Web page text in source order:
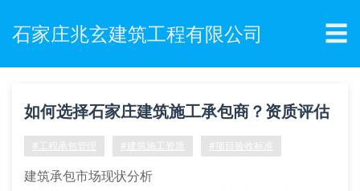
石家庄兆玄建筑工程有限公司 ☰
如何选择石家庄建筑施工承包商？资质评估
全解析
#工程承包管理 #建筑施工资质 #项目验收标准
建筑承包市场现状分析